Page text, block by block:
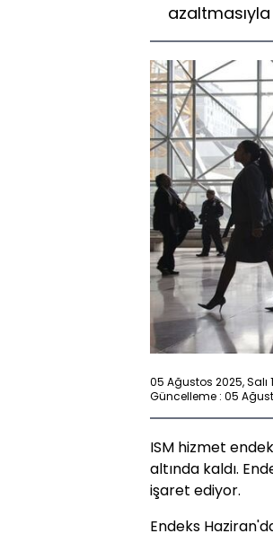
azaltmasıyla
05 Ağustos 2025, Salı
Güncelleme : 05
ISM hizmet
altında kaldı.
işaret ediyor.
Endeks